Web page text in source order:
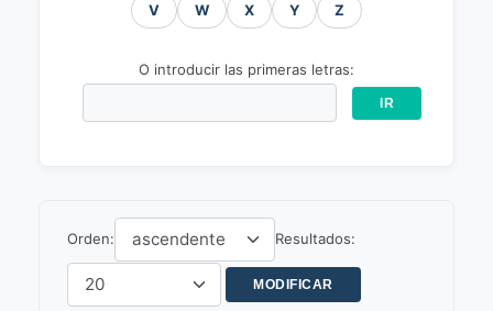
V W X Y Z
O introducir las primeras letras:
Orden: Resultados: